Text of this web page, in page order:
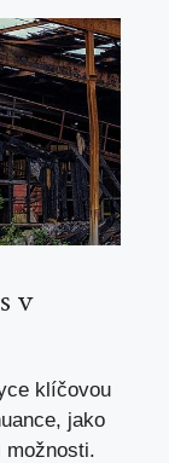
v
klíčovou
jako
možnosti.